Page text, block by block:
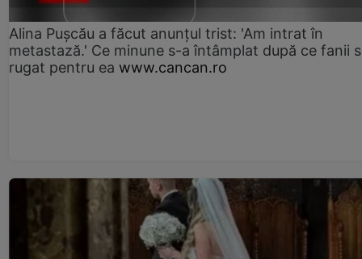
Alina Pușcău a făcut anunțul trist: 'Am intrat în
metastază.' Ce minune s-a întâmplat după ce fanii
rugat pentru ea www.cancan.ro